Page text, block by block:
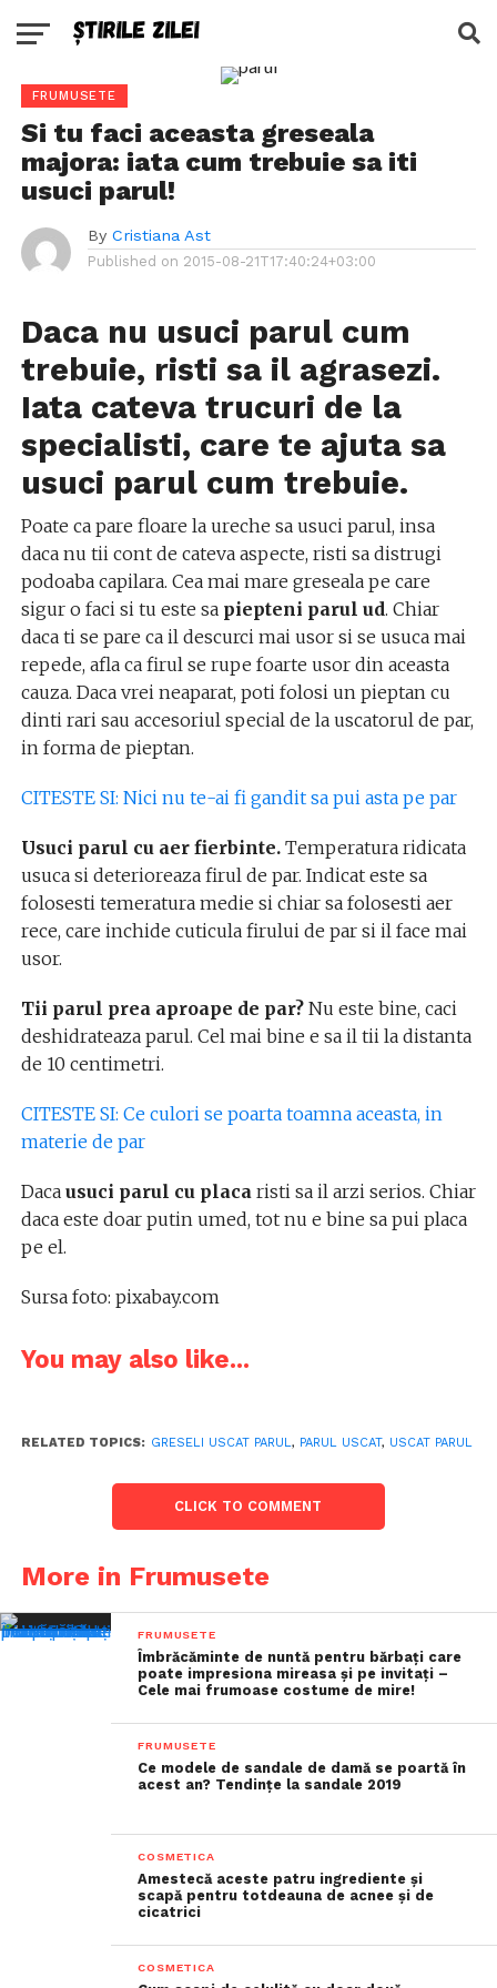
FRUMUSETE
Si tu faci aceasta greseala
majora: iata cum trebuie sa iti
usuci parul!
By Cristiana Ast
Published on 2015-08-21T17:40:24+03:00
Daca nu usuci parul cum
trebuie, risti sa il agrasezi.
Iata cateva trucuri de la
specialisti, care te ajuta sa
usuci parul cum trebuie.
Poate ca pare floare la ureche sa usuci parul, insa
daca nu tii cont de cateva aspecte, risti sa distrugi
podoaba capilara. Cea mai mare greseala pe care
sigur o faci si tu este sa piepteni parul ud. Chiar
daca ti se pare ca il descurci mai usor si se usuca mai
repede, afla ca firul se rupe foarte usor din aceasta
cauza. Daca vrei neaparat, poti folosi un pieptan cu
dinti rari sau accesoriul special de la uscatorul de par,
in forma de pieptan.
CITESTE SI: Nici nu te-ai fi gandit sa pui asta pe par
Usuci parul cu aer fierbinte.Temperatura ridicata
usuca si deterioreaza firul de par. Indicat este sa
folosesti temeratura medie si chiar sa folosesti aer
rece, care inchide cuticula firului de par si il face mai
usor.
Tii parul prea aproape de par?Nu este bine, caci
deshidrateaza parul. Cel mai bine e sa il tii la distanta
de 10 centimetri.
CITESTE SI: Ce culori se poarta toamna aceasta, in
materie de par
Daca usuci parul cu placaristi sa il arzi serios. Chiar
daca este doar putin umed, tot nu e bine sa pui placa
pe el.
Sursa foto: pixabay.com
You may also like...
RELATED TOPICS: GRESELI USCAT PARUL, PARUL USCAT, USCAT PARUL
CLICK TO COMMENT
More in Frumusete
FRUMUSETE
Îmbrăcăminte de nuntă pentru bărbați care
poate impresiona mireasa și pe invitați –
Cele mai frumoase costume de mire!
FRUMUSETE
Ce modele de sandale de damă se poartă în
acest an? Tendințe la sandale 2019
COSMETICA
Amestecă aceste patru ingrediente și
scapă pentru totdeauna de acnee și de
cicatrici
COSMETICA